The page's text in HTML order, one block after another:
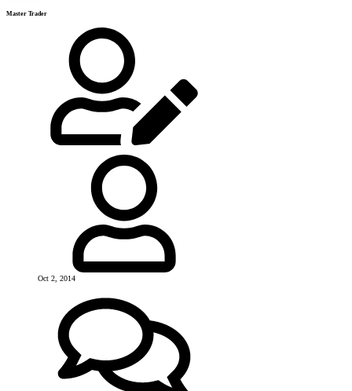
Master Trader
Oct 2, 2014